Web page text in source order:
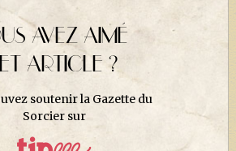
AVEZ AIMÉ
ARTICLE ?
soutenir la Gazette du
Sorcier sur